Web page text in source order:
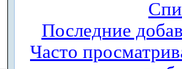
Последние
Часто